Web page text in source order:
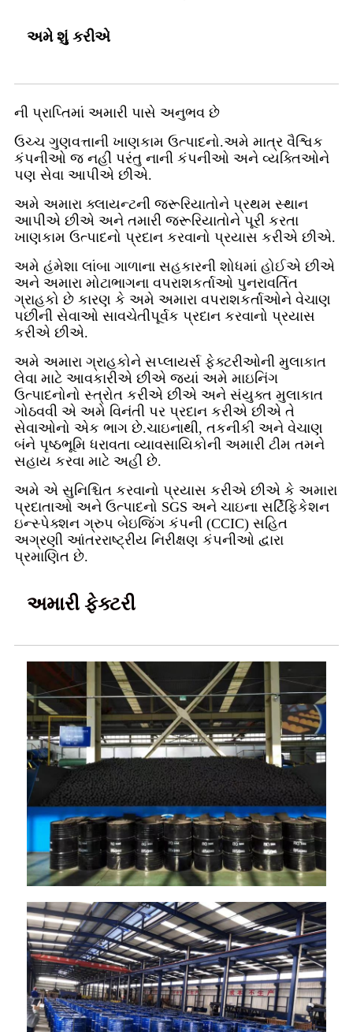
અમે શું કરીએ
ની પ્રાપ્તિમાં અમારી પાસે અનુભવ છે
ઉચ્ચ ગુણવત્તાની ખાણકામ ઉત્પાદનો.અમે માત્ર વૈશ્વિક
કંપનીઓ જ નહીં પરંતુ નાની કંપનીઓ અને વ્યક્તિઓને
પણ સેવા આપીએ છીએ.
અમે અમારા ક્લાયન્ટની જરૂરિયાતોને પ્રથમ સ્થાન
આપીએ છીએ અને તમારી જરૂરિયાતોને પૂરી કરતા
ખાણકામ ઉત્પાદનો પ્રદાન કરવાનો પ્રયાસ કરીએ છીએ.
અમે હંમેશા લાંબા ગાળાના સહકારની શોધમાં હોઈએ છીએ
અને અમારા મોટાભાગના વપરાશકર્તાઓ પુનરાવર્તિત
ગ્રાહકો છે કારણ કે અમે અમારા વપરાશકર્તાઓને વેચાણ
પછીની સેવાઓ સાવચેતીપૂર્વક પ્રદાન કરવાનો પ્રયાસ
કરીએ છીએ.
અમે અમારા ગ્રાહકોને સપ્લાયર્સ ફેક્ટરીઓની મુલાકાત
લેવા માટે આવકારીએ છીએ જ્યાં અમે માઇનિંગ
ઉત્પાદનોનો સ્ત્રોત કરીએ છીએ અને સંયુક્ત મુલાકાત
ગોઠવવી એ અમે વિનંતી પર પ્રદાન કરીએ છીએ તે
સેવાઓનો એક ભાગ છે.ચાઇનાથી, તકનીકી અને વેચાણ
બંને પૃષ્ઠભૂમિ ધરાવતા વ્યાવસાયિકોની અમારી ટીમ તમને
સહાય કરવા માટે અહીં છે.
અમે એ સુનિશ્ચિત કરવાનો પ્રયાસ કરીએ છીએ કે અમારા
પ્રદાતાઓ અને ઉત્પાદનો SGS અને ચાઇના સર્ટિફિકેશન
ઇન્સ્પેક્શન ગ્રુપ બેઇજિંગ કંપની (CCIC) સહિત
અગ્રણી આંતરરાષ્ટ્રીય નિરીક્ષણ કંપનીઓ દ્વારા
પ્રમાણિત છે.
અમારી ફેક્ટરી